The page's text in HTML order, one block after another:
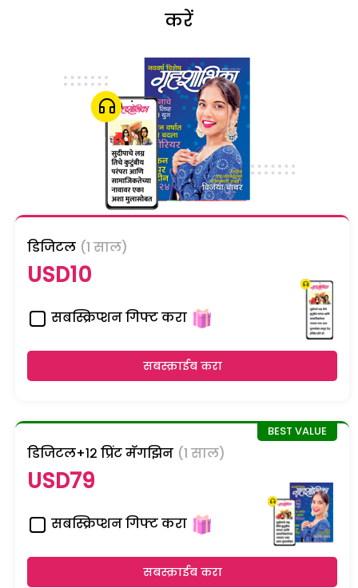
करें
डिजिटल (1 साल)
USD10
सबस्क्रिप्शन गिफ्ट करा
सबस्क्राईब करा
डिजिटल+१२ प्रिंट मॅगझिन (1 साल)
USD79
सबस्क्रिप्शन गिफ्ट करा
सबस्क्राईब करा